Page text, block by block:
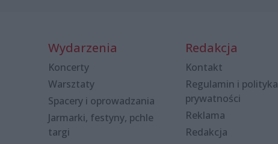
Wydarzenia
Koncerty
Warsztaty
Spacery i oprowadzania
Jarmarki, festyny, pchle
targi
Redakcja
Kontakt
Regulamin i polityka
prywatności
Reklama
Redakcja